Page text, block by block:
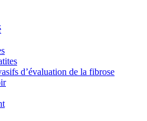
d’évaluation de la fibrose